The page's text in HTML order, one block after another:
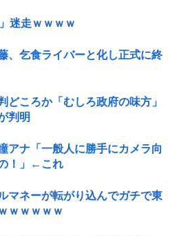
迷走ｗｗｗｗ
、乞食ライバーと化し正式に終
どころか「むしろ政府の味方」
判明
アナ「一般人に勝手にカメラ向
！」←これ
マネーが転がり込んでガチで東
ｗｗｗｗｗ